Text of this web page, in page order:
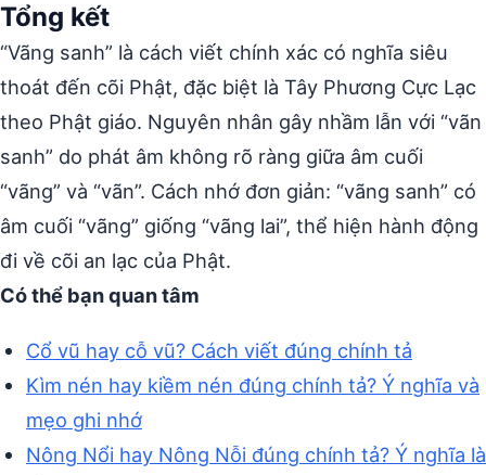
Tổng kết
“Vãng sanh” là cách viết chính xác có nghĩa siêu
thoát đến cõi Phật, đặc biệt là Tây Phương Cực Lạc
theo Phật giáo. Nguyên nhân gây nhầm lẫn với “vãn
sanh” do phát âm không rõ ràng giữa âm cuối
“vãng” và “vãn”. Cách nhớ đơn giản: “vãng sanh” có
âm cuối “vãng” giống “vãng lai”, thể hiện hành động
đi về cõi an lạc của Phật.
Có thể bạn quan tâm
Cổ vũ hay cỗ vũ? Cách viết đúng chính tả
Kìm nén hay kiềm nén đúng chính tả? Ý nghĩa và
mẹo ghi nhớ
Nông Nổi hay Nông Nỗi đúng chính tả? Ý nghĩa là